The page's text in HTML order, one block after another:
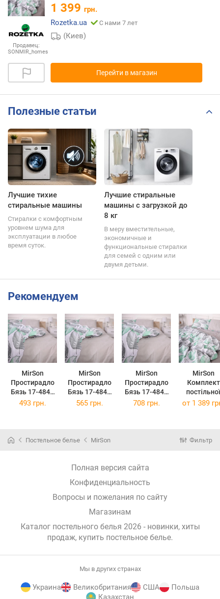
Продавец:
SONMIR_homes
1 399 грн.
Rozetka.ua
С нами 7 лет
(Киев)
Перейти в магазин
Полезные статьи
Лучшие тихие
стиральные машины
Стиралки с комфортным
уровнем шума для
эксплуатации в любое
время суток.
Лучшие стиральные
машины с загрузкой до
8 кг
В меру вместительные,
экономичные и
функциональные стиралки
для семей с одним или
двумя детьми.
Рекомендуем
MirSon
Простирадло
Бязь 17-4843
Evelina
MirSon
Простирадло
Бязь 17-4843
Evelina
MirSon
Простирадло
Бязь 17-4843
Evelina
MirSon
Комплект
постільної
білизни
Бязь
493 грн. 565 грн. 708 грн. от 1 389
Постельное белье MirSon Фильтр
Полная версия сайта
Конфиденциальность
Вопросы и пожелания по сайту
Магазинам
Каталог постельного белья 2026 - новинки, хиты
продаж, купить постельное белье.
Мы в других странах
Украина Великобритания США
Польша
Казахстан